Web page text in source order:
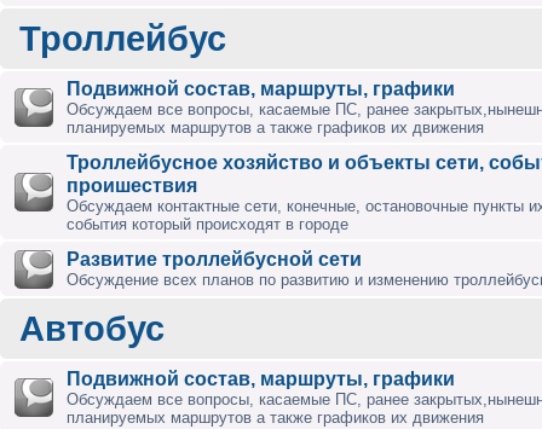
Троллейбус
Подвижной состав, маршруты, графики
Обсуждаем все вопросы, касаемые ПС, ранее
планируемых маршрутов а также графиков их движения
Троллейбусное хозяйство и объекты сети,
проишествия
Обсуждаем контактные сети, конечные, остановочные пункты
события который происходят в городе
Развитие троллейбусной сети
Обсуждение всех планов по развитию и изменению
Автобус
Подвижной состав, маршруты, графики
Обсуждаем все вопросы, касаемые ПС, ранее
планируемых маршрутов а также графиков их движения